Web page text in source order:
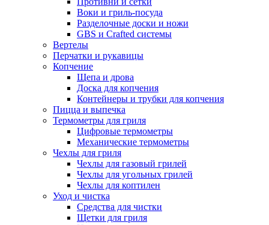
Воки и гриль-посуда
Разделочные доски и ножи
GBS и Crafted системы
Вертелы
Перчатки и рукавицы
Копчение
Щепа и дрова
Доска для копчения
Контейнеры и трубки для копчения
Пицца и выпечка
Термометры для гриля
Цифровые термометры
Механические термометры
Чехлы для гриля
Чехлы для газовый грилей
Чехлы для угольных грилей
Чехлы для коптилен
Уход и чистка
Средства для чистки
Щетки для гриля